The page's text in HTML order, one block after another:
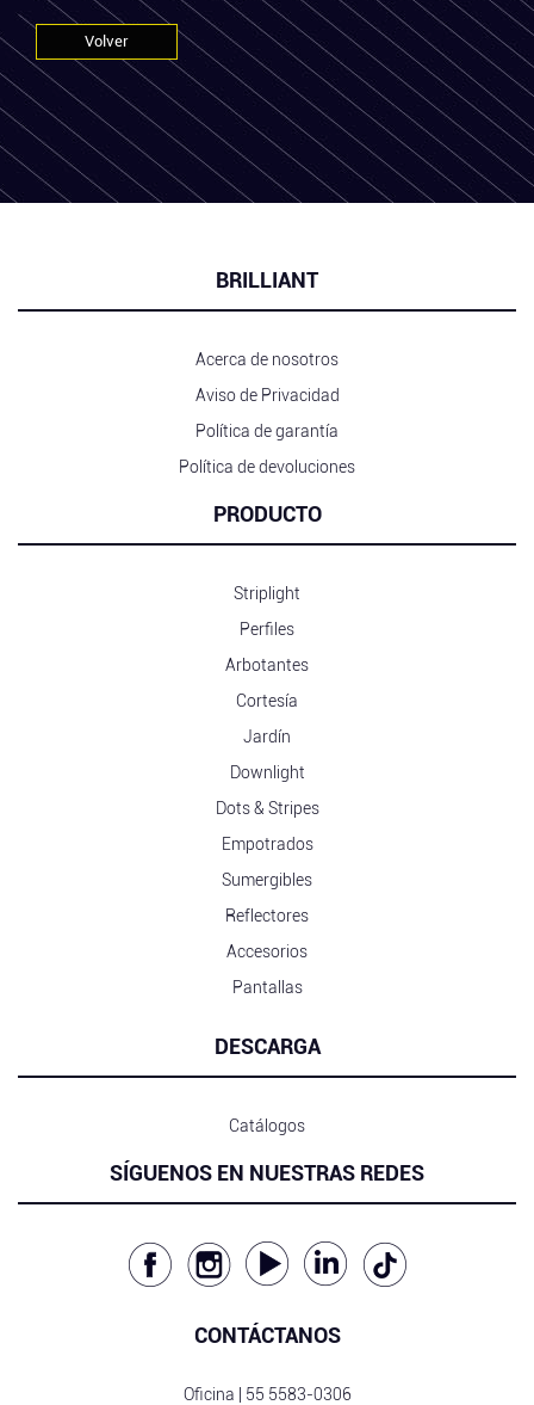
Volver
BRILLIANT
Acerca de nosotros
Aviso de Privacidad
Política de garantía
Política de devoluciones
PRODUCTO
Striplight
Perfiles
Arbotantes
Cortesía
Jardín
Downlight
Dots & Stripes
Empotrados
Sumergibles
Reflectores
Accesorios
Pantallas
DESCARGA
Catálogos
SÍGUENOS EN NUESTRAS REDES
CONTÁCTANOS
Oficina | 55 5583-0306